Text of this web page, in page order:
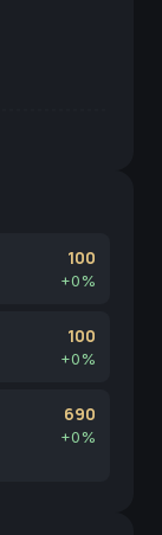
100
+0%
100
+0%
690
+0%